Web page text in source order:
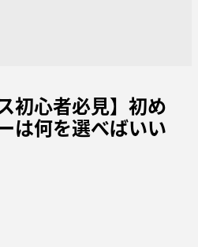
初心者必見】初め
は何を選べばいい